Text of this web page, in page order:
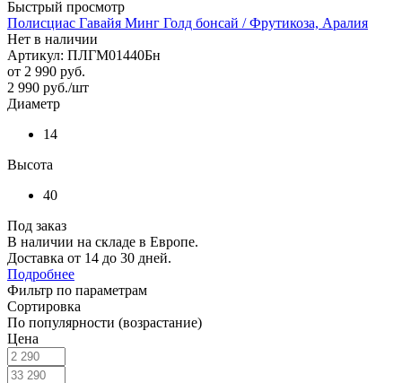
Быстрый просмотр
Полисциас Гавайя Минг Голд бонсай / Фрутикоза, Аралия
Нет в наличии
Артикул: ПЛГМ01440Бн
от 2 990 руб.
2 990 руб./шт
Диаметр
14
Высота
40
Под заказ
В наличии на складе в Европе.
Доставка от 14 до 30 дней.
Подробнее
Фильтр по параметрам
Сортировка
По популярности (возрастание)
Цена